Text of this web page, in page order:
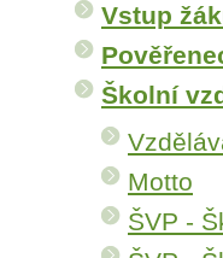
Vstup
Školní
Motto
ŠVP -